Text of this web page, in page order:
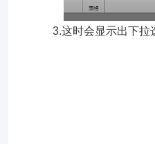
3.这时会显示出下拉选